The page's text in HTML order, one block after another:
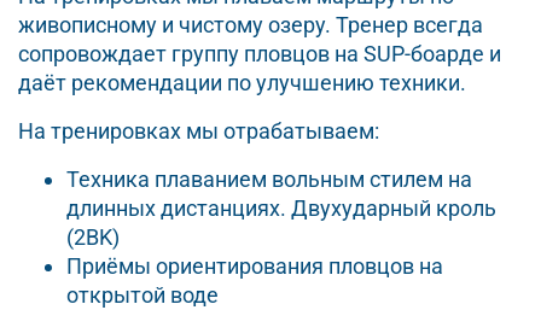
живописному и чистому озеру. Тренер всегда
сопровождает группу пловцов на SUP-боарде и
даёт рекомендации по улучшению техники.
На тренировках мы отрабатываем:
Техника плаванием вольным стилем на
длинных дистанциях. Двухударный кроль
(2BK)
Приёмы ориентирования пловцов на
открытой воде